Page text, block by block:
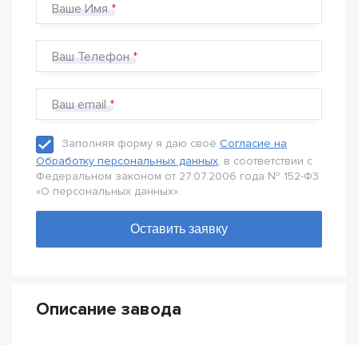
Ваше Имя
Ваш Телефон
Ваш email
Заполняя форму я даю своё Согласие на
Обработку персональных данных, в соответствии с
Федеральном законом от 27.07.2006 года № 152-Ф3
«О персональных данных».
Описание завода